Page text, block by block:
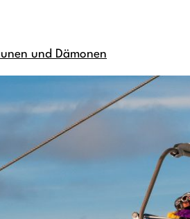
und Dämonen